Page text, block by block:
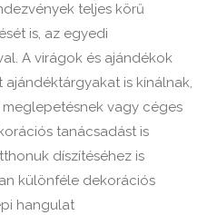
teljes körű
is, az egyedi
A virágok és ajándékok
is kínálnak,
vagy céges
tanácsadást is
díszítéséhez is
különféle dekorációs
hangulat